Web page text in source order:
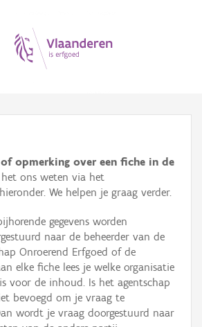
opmerking over een fiche in de
ons weten via het
We helpen je graag verder.
gegevens worden
naar de beheerder van de
Onroerend Erfgoed of de
elke fiche lees je welke organisatie
voor de inhoud. Is het agentschap
bevoegd om je vraag te
wordt je vraag doorgestuurd naar